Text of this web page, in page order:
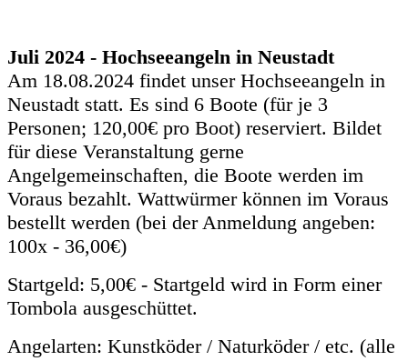
Juli 2024 - Hochseeangeln in Neustadt
Am 18.08.2024 findet unser Hochseeangeln in
Neustadt statt. Es sind 6 Boote (für je 3
Personen; 120,00€ pro Boot) reserviert. Bildet
für diese Veranstaltung gerne
Angelgemeinschaften, die Boote werden im
Voraus bezahlt. Wattwürmer können im Voraus
bestellt werden (bei der Anmeldung angeben:
100x - 36,00€)
Startgeld: 5,00€ - Startgeld wird in Form einer
Tombola ausgeschüttet.
Angelarten: Kunstköder / Naturköder / etc. (alle